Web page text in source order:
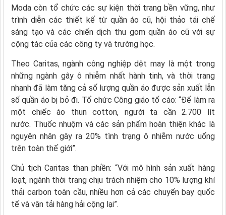
Moda còn tổ chức các sự kiện thời trang bền vững, như
trình diễn các thiết kế từ quần áo cũ, hội thảo tái chế
sáng tạo và các chiến dịch thu gom quần áo cũ với sự
cộng tác của các công ty và trường học.
Theo Caritas, ngành công nghiệp dệt may là một trong
những ngành gây ô nhiễm nhất hành tinh, và thời trang
nhanh đã làm tăng cả số lượng quần áo được sản xuất lẫn
số quần áo bị bỏ đi. Tổ chức Công giáo tố cáo: “Để làm ra
một chiếc áo thun cotton, người ta cần 2.700 lít
nước. Thuốc nhuộm và các sản phẩm hoàn thiện khác là
nguyên nhân gây ra 20% tình trạng ô nhiễm nước uống
trên toàn thế giới”.
Chủ tịch Caritas than phiền: “Với mô hình sản xuất hàng
loạt, ngành thời trang chịu trách nhiệm cho 10% lượng khí
thải carbon toàn cầu, nhiều hơn cả các chuyến bay quốc
tế và vận tải hàng hải cộng lại”.